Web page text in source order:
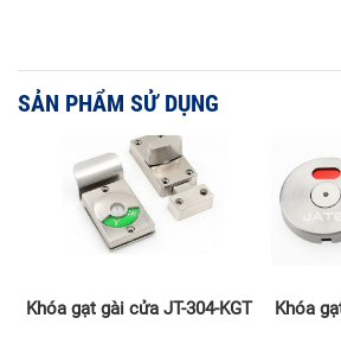
SẢN PHẨM SỬ DỤNG
Khóa gạt gài cửa JT-304-KGT
Khóa